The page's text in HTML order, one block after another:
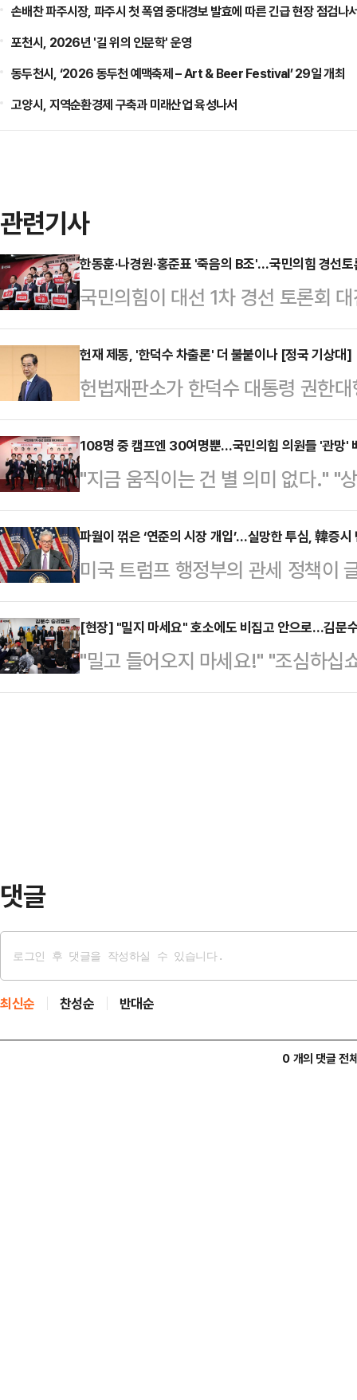
손배찬 파주시장, 파주시 첫 폭염 중대경보 발효에 따른 긴급 현장 점검나
포천시, 2026년 '길 위의 인문학' 운영
동두천시, ‘2026 동두천 예맥축제 – Art & Beer Festival’ 29일 개최
고양시, 지역순환경제 구축과 미래산업 육성나서
관련기사
한동훈·나경원·홍준표 '죽음의 B조'…국민의힘 경선
국민의힘이 대선 1차 경선 토론회
짐이 엿보이고 있다. 각자 분야에서
에선 국가 운영을 위해 필요한 정책
한 정치적 관계로 얽힌 나경원·한
선 현안을 두고 치열한 공방이 오고
일 서울 여의도 중앙당사에서 '21
예비후보들의 토론회 조를 결정했
제를 두고 본인의…
헌재 제동, '한덕수 차출론' 더 불붙이나 [정국 기상대]
헌법재판소가 한덕수 대통령 권한
보자 2명(이완규·함상훈)을 지명한
을 받아들이면서, 정치권 안팎에선
'한덕수 차출론'이 힘을 잃게 되는
영 대선 후보로 나서는 데에는 별다
적지 않다.한덕수 대행이 지난 8일
판사를 헌법재판관 후보자로 지명
만큼, 오히려 헌재의 결…
108명 중 캠프엔 30여명뿐…국민의힘 의원들 '관망'
"지금 움직이는 건 별 의미 없다." "
있는 것 같다."국민의힘 대선 경선
와는 달리 현역 의원들이 대체로 관
으로 치러지는 조기 대선이라 여론
권주자도 뚜렷하게 대두하지 않는
많게는 30여명만 각 후보 지원에
따르면, 1차 경선 진출자는 △김문
안철수 의원…
파월이 꺾은 ‘연준의 시장 개입’…실망한 투심, 韓증시
미국 트럼프 행정부의 관세 정책이
가운데 제롬 파월 미국 연방준비제
호) 발언까지 나오자 투심은 더욱
것이라는 우려까지 나오고 있다.18
미국 대통령이 촉발한 관세 전쟁으
[현장] "밀지 마세요" 호소에도 비집고 안으로…김문
"밀고 들어오지 마세요!" "조심하십
선 예비후보 선거캠프 개소식 시작
댓글
최신순 찬성순 반대순
0 개의 댓글 전